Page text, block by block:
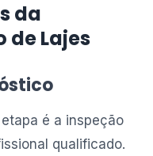
da
Lajes
é a inspeção
qualificado.